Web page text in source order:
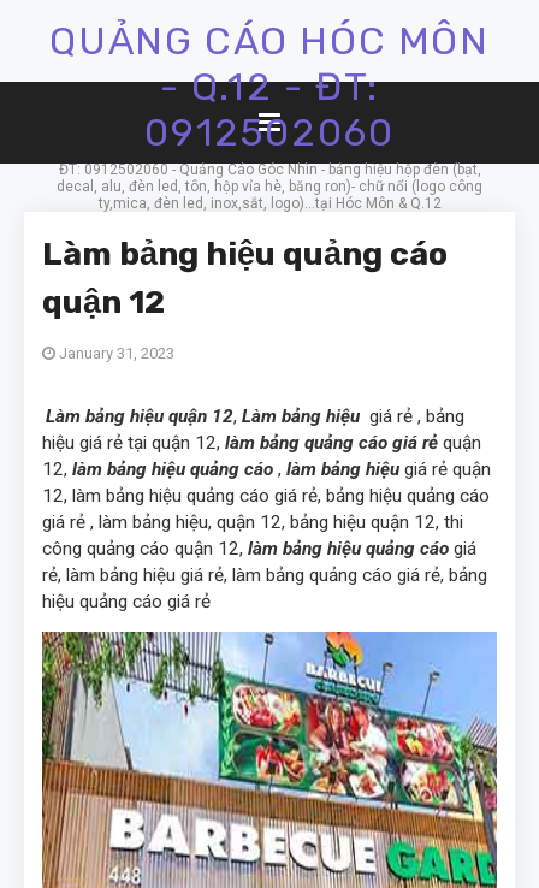
QUẢNG CÁO HÓC MÔN
- Q.12 - ĐT:
0912502060
ĐT: 0912502060 - Quảng Cáo Góc Nhìn - bảng hiệu hộp đèn (bạt,
decal, alu, đèn led, tôn, hộp vỉa hè, băng ron)- chữ nổi (logo công
ty,mica, đèn led, inox,sắt, logo)...tại Hóc Môn & Q.12
Làm bảng hiệu quảng cáo
quận 12
January 31, 2023
Làm bảng hiệu quận 12, Làm bảng hiệu giá rẻ , bảng
hiệu giá rẻ tại quận 12, làm bảng quảng cáo giá rẻ quận
12, làm bảng hiệu quảng cáo , làm bảng hiệu giá rẻ quận
12, làm bảng hiệu quảng cáo giá rẻ, bảng hiệu quảng cáo
giá rẻ , làm bảng hiệu, quận 12, bảng hiệu quận 12, thi
công quảng cáo quận 12, làm bảng hiệu quảng cáo giá
rẻ, làm bảng hiệu giá rẻ, làm bảng quảng cáo giá rẻ, bảng
hiệu quảng cáo giá rẻ